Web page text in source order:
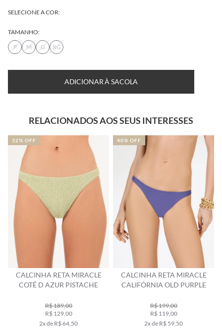
SELECIONE A COR:
TAMANHO:
P
M G XG
ADICIONAR À SACOLA
RELACIONADOS AOS SEUS INTERESSES
CALCINHA RETA MIRACLE
COTÊ D AZUR PISTACHE
R$ 189,00
R$ 129,00
2x de R$ 64,50
32% OFF
CALCINHA RETA MIRACLE
CALIFÓRNIA OLD PURPLE
R$ 199,00
R$ 119,00
2x de R$ 59,50
40% OFF